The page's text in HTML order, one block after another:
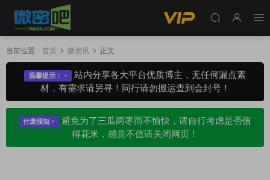
当前位置： 首页 微资讯 正文
温馨提示：
站内分享各大平台优质博主，无任何漏点素
材，有需求请另寻！同行请勿搬运查到会封号！
付废须知
避免为了三瓜两枣而不愉快，请自行考虑是否值
得花米，感觉不值请关闭网页！